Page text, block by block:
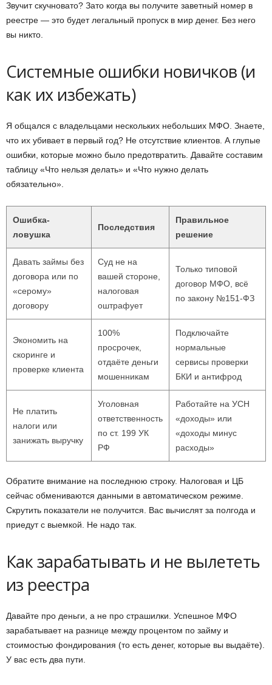
Звучит скучновато? Зато когда вы получите заветный номер в
реестре — это будет легальный пропуск в мир денег. Без него
вы никто.
Системные ошибки новичков (и
как их избежать)
Я общался с владельцами нескольких небольших МФО. Знаете,
что их убивает в первый год? Не отсутствие клиентов. А глупые
ошибки, которые можно было предотвратить. Давайте составим
таблицу «Что нельзя делать» и «Что нужно делать
обязательно».
Ошибка-
ловушка
Последствия
Правильное
решение
Давать займы без
договора или по
«серому»
договору
Суд не на
вашей стороне,
налоговая
оштрафует
Только типовой
договор МФО, всё
по закону №151-ФЗ
Экономить на
скоринге и
проверке клиента
100%
просрочек,
отдаёте деньги
мошенникам
Подключайте
нормальные
сервисы проверки
БКИ и антифрод
Не платить
налоги или
занижать выручку
Уголовная
ответственность
по ст. 199 УК
РФ
Работайте на УСН
«доходы» или
«доходы минус
расходы»
Обратите внимание на последнюю строку. Налоговая и ЦБ
сейчас обмениваются данными в автоматическом режиме.
Скрутить показатели не получится. Вас вычислят за полгода и
приедут с выемкой. Не надо так.
Как зарабатывать и не вылететь
из реестра
Давайте про деньги, а не про страшилки. Успешное МФО
зарабатывает на разнице между процентом по займу и
стоимостью фондирования (то есть денег, которые вы выдаёте).
У вас есть два пути.